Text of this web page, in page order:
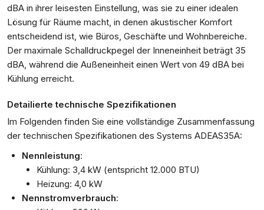
dBA in ihrer leisesten Einstellung, was sie zu einer idealen
Lösung für Räume macht, in denen akustischer Komfort
entscheidend ist, wie Büros, Geschäfte und Wohnbereiche.
Der maximale Schalldruckpegel der Inneneinheit beträgt 35
dBA, während die Außeneinheit einen Wert von 49 dBA bei
Kühlung erreicht.
Detailierte technische Spezifikationen
Im Folgenden finden Sie eine vollständige Zusammenfassung
der technischen Spezifikationen des Systems ADEAS35A:
Nennleistung:
Kühlung: 3,4 kW (entspricht 12.000 BTU)
Heizung: 4,0 kW
Nennstromverbrauch: